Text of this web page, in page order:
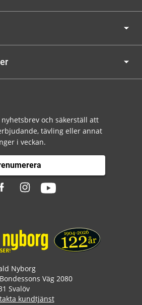
och säkerställ att
tävling eller annat
i veckan.
Nyborg
Väg 2080
Svalöv
kundtjänst